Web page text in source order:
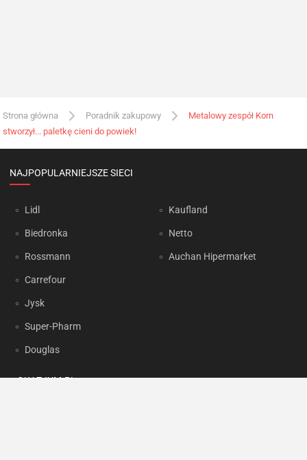
Strona główna Poradnik zakupowy
Metalowy zespół Korn
stworzył... paletkę cieni do powiek!
NAJPOPULARNIEJSZE SIECI
Lidl
Biedronka
Rossmann
Carrefour
Jysk
Super-Pharm
Douglas
Kaufland
Netto
Auchan Hipermarket
OKAZJUM.PL